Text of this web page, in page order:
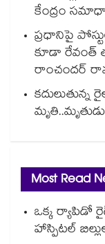
కేంద్రం
ప్రధానిపై
కూడా రేవంత్
రాంచందర్
Most Read
ఒక్క ర్యాపిడో
హాస్పిటల్